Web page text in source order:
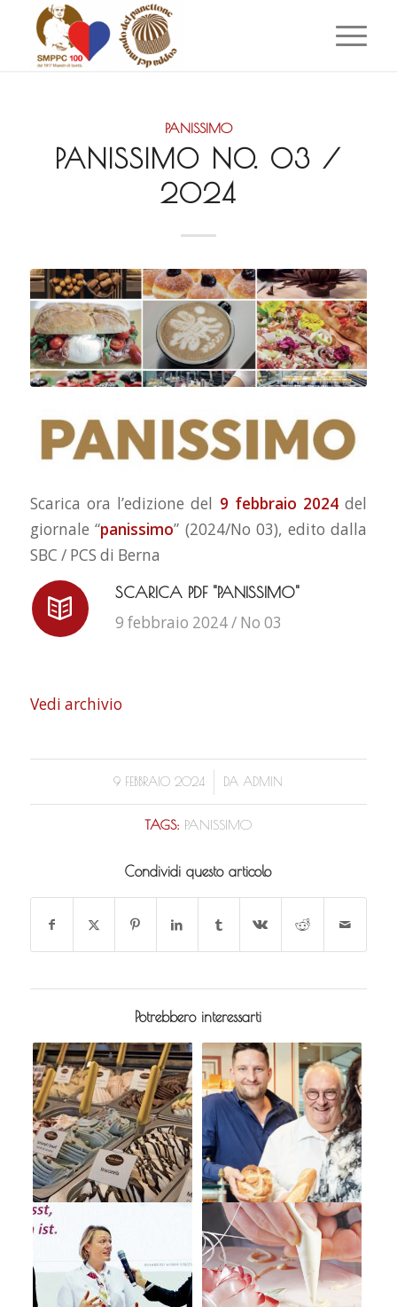
PANISSIMO
PANISSIMO NO. 03 /
2024
Scarica ora l’edizione del 9 febbraio 2024 del
giornale “panissimo” (2024/No 03), edito dalla
SBC / PCS di Berna
SCARICA PDF "PANISSIMO"
9 febbraio 2024 / No 03
Vedi archivio
9 FEBBRAIO 2024
/ DA ADMIN
TAGS: PANISSIMO
Condividi questo articolo
Potrebbero interessarti